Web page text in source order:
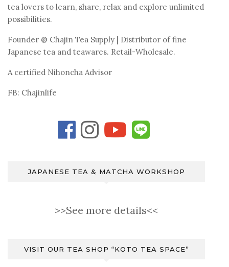
tea lovers to learn, share, relax and explore unlimited
possibilities.
Founder @ Chajin Tea Supply | Distributor of fine
Japanese tea and teawares. Retail-Wholesale.
A certified Nihoncha Advisor
FB: Chajinlife
JAPANESE TEA & MATCHA WORKSHOP
>>See more details<<
VISIT OUR TEA SHOP “KOTO TEA SPACE”